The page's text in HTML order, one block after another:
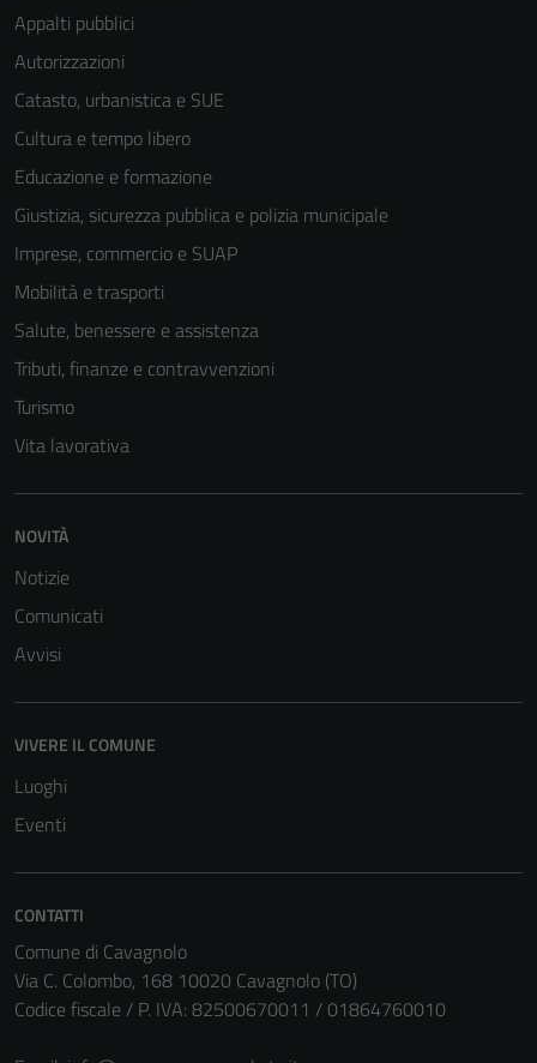
Appalti pubblici
Autorizzazioni
Catasto, urbanistica e SUE
Cultura e tempo libero
Educazione e formazione
Giustizia, sicurezza pubblica e polizia municipale
Imprese, commercio e SUAP
Mobilità e trasporti
Salute, benessere e assistenza
Tributi, finanze e contravvenzioni
Turismo
Vita lavorativa
NOVITÀ
Notizie
Comunicati
Avvisi
VIVERE IL COMUNE
Luoghi
Eventi
CONTATTI
Comune di Cavagnolo
Via C. Colombo, 168 10020 Cavagnolo (TO)
Codice fiscale / P. IVA: 82500670011 / 01864760010
Questi cookie
sono necessari